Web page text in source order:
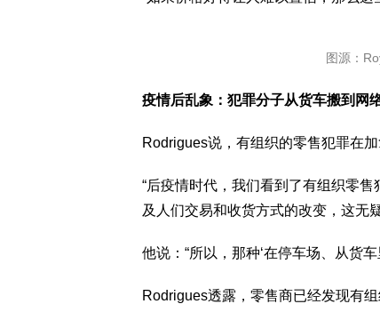
图源：
疫情后乱象：犯罪分子从货车搬到网
Rodrigues说，有组织的零售犯罪在加
“后疫情时代，我们看到了有组织零
及人们交易和收货方式的改变，这无
他说：“所以，那种‘在停车场、从货
Rodrigues透露，零售商已经发现有